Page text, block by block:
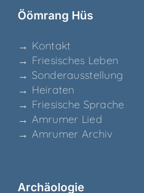
Ööm­rang Hüs
→ Kon­takt
→ Frie­si­sches Leben
→ Son­der­aus­stel­lung
→ Hei­ra­ten
→ Frie­si­sche Sprache
→ Amru­mer Lied
→ Amru­mer Archiv
Archäo­lo­gie